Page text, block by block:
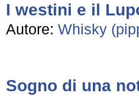
I westini e il
Autore: Whisky
Sogno di una